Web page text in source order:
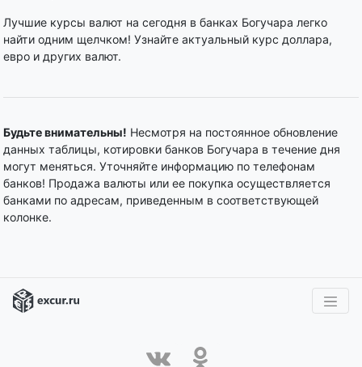
Лучшие курсы валют на сегодня в банках Богучара легко
найти одним щелчком! Узнайте актуальный курс доллара,
евро и других валют.
Будьте внимательны! Несмотря на постоянное обновление
данных таблицы, котировки банков Богучара в течение дня
могут меняться. Уточняйте информацию по телефонам
банков! Продажа валюты или ее покупка осуществляется
банками по адресам, приведенным в соответствующей
колонке.